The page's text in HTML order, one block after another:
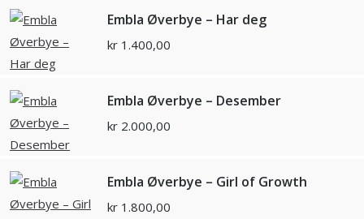
Embla Øverbye – Har deg
kr 1.400,00
Embla Øverbye – Desember
kr 2.000,00
Embla Øverbye – Girl of Growth
kr 1.800,00